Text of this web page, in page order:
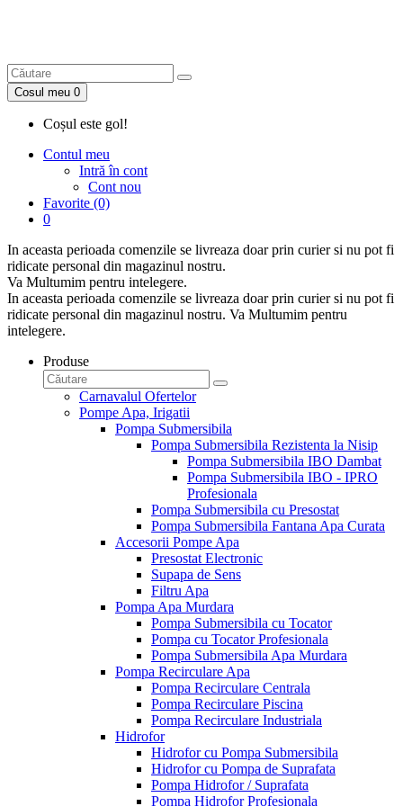
Cosul meu 0
Coșul este gol!
Contul meu
Intră în cont
Cont nou
Favorite (0)
0
In aceasta perioada comenzile se livreaza doar prin curiersi nu pot fi
ridicate personal din magazinul nostru.
Va Multumim pentru intelegere.
In aceasta perioada comenzile se livreaza doar prin curiersi nu pot fi
ridicate personal din magazinul nostru. Va Multumim pentru
intelegere.
Produse
Carnavalul Ofertelor
Pompe Apa, Irigatii
Pompa Submersibila
Pompa Submersibila Rezistenta la Nisip
Pompa Submersibila IBO Dambat
Pompa Submersibila IBO - IPRO
Profesionala
Pompa Submersibila cu Presostat
Pompa Submersibila Fantana Apa Curata
Accesorii Pompe Apa
Presostat Electronic
Supapa de Sens
Filtru Apa
Pompa Apa Murdara
Pompa Submersibila cu Tocator
Pompa cu Tocator Profesionala
Pompa Submersibila Apa Murdara
Pompa Recirculare Apa
Pompa Recirculare Centrala
Pompa Recirculare Piscina
Pompa Recirculare Industriala
Hidrofor
Hidrofor cu Pompa Submersibila
Hidrofor cu Pompa de Suprafata
Pompa Hidrofor / Suprafata
Pompa Hidrofor Profesionala